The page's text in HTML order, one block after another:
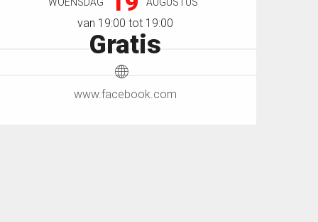
van 19:00 tot 19:00
Gratis
www.facebook.com